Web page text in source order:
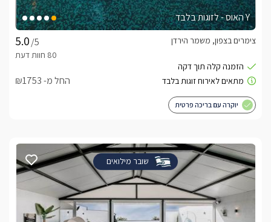
Y האוס - לזוגות בלבד
/5
צימרים בצפון, משמר הירדן
החל מ- ₪1753
יוקרה עם בריכה פרטית
שובר מילואים